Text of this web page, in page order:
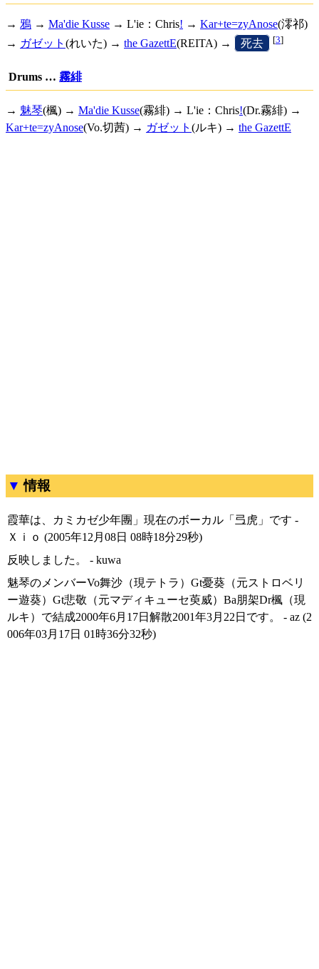
→ 鴉 → Ma'die Kusse → L'ie：Chris! → Kar+te=zyAnose(澪祁)
→ ガゼット (れいた) → the GazettE(REITA) → 死去 [3]
Drums … 霧緋
→ 魅琴(楓) → Ma'die Kusse(霧緋) → L'ie：Chris!(Dr.霧緋) →
Kar+te=zyAnose(Vo.切茜) → ガゼット (ルキ) → the GazettE
情報
霞華は、カミカゼ少年團」現在のボーカル「弖虎」です -
Ｘｉｏ (2005年12月08日 08時18分29秒)
反映しました。 - kuwa
魅琴のメンバーVo舞沙（現テトラ）Gt憂葵（元ストロベリ
ー遊葵）Gt悲敬（元マディキューセ萸威）Ba朋架Dr楓（現
ルキ）で結成2000年6月17日解散2001年3月22日です。 - az (2
006年03月17日 01時36分32秒)